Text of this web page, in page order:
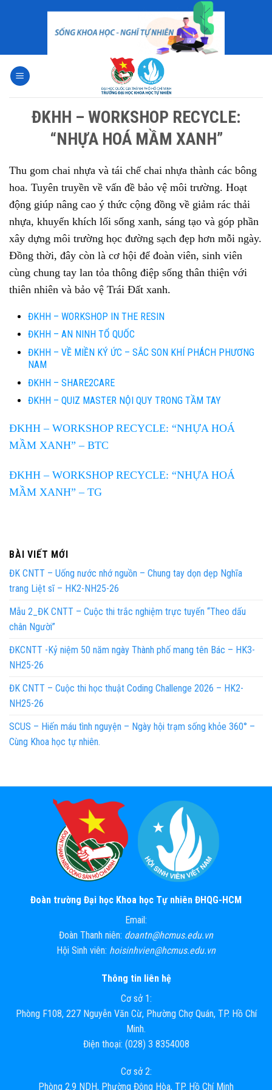
ĐKHH – WORKSHOP RECYCLE:
“NHỰA HOÁ MẦM XANH”
Thu gom chai nhựa và tái chế chai nhựa thành các bông
hoa. Tuyên truyền về vấn đề bảo vệ môi trường. Hoạt
động giúp nâng cao ý thức cộng đồng về giảm rác thải
nhựa, khuyến khích lối sống xanh, sáng tạo và góp phần
xây dựng môi trường học đường sạch đẹp hơn mỗi ngày.
Đồng thời, đây còn là cơ hội để đoàn viên, sinh viên
cùng chung tay lan tỏa thông điệp sống thân thiện với
thiên nhiên và bảo vệ Trái Đất xanh.
ĐKHH – WORKSHOP IN THE RESIN
ĐKHH – AN NINH TỔ QUỐC
ĐKHH – VỀ MIỀN KÝ ỨC – SẮC SON KHÍ PHÁCH PHƯƠNG
NAM
ĐKHH – SHARE2CARE
ĐKHH – QUIZ MASTER NỘI QUY TRONG TẦM TAY
ĐKHH – WORKSHOP RECYCLE: “NHỰA HOÁ
MẦM XANH” – BTC
ĐKHH – WORKSHOP RECYCLE: “NHỰA HOÁ
MẦM XANH” – TG
BÀI VIẾT MỚI
ĐK CNTT – Uống nước nhớ nguồn – Chung tay dọn dẹp Nghĩa
trang Liệt sĩ – HK2-NH25-26
Mẫu 2_ĐK CNTT – Cuộc thi trắc nghiệm trực tuyến “Theo dấu
chân Người”
ĐKCNTT -Kỷ niệm 50 năm ngày Thành phố mang tên Bác – HK3-
NH25-26
ĐK CNTT – Cuộc thi học thuật Coding Challenge 2026 – HK2-
NH25-26
SCUS – Hiến máu tình nguyện – Ngày hội trạm sống khỏe 360° –
Cùng Khoa học tự nhiên.
Đoàn trường Đại học Khoa học Tự nhiên ĐHQG-HCM
Email:
Đoàn Thanh niên: doantn@hcmus.edu.vn
Hội Sinh viên: hoisinhvien@hcmus.edu.vn
Thông tin liên hệ
Cơ sở 1:
Phòng F108, 227 Nguyễn Văn Cừ, Phường Chợ Quán, TP. Hồ Chí
Minh.
Điện thoại: (028) 3 8354008
Cơ sở 2:
Phòng 2.9 NDH, Phường Đông Hòa, TP. Hồ Chí Minh